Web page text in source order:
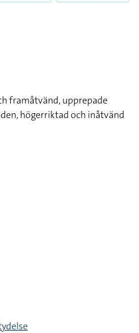
framåtvänd, upprepade
högerriktad och inåtvänd